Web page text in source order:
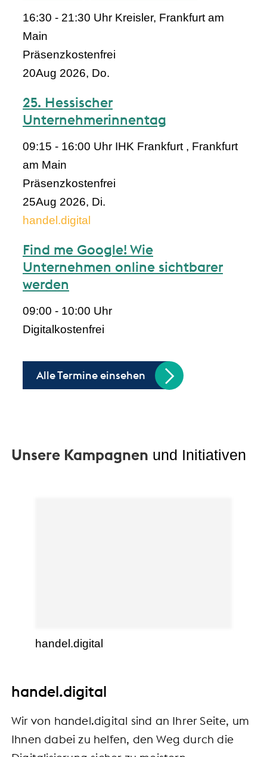
16:30 - 21:30 Uhr Kreisler, Frankfurt am
Main
Präsenzkostenfrei
20Aug 2026, Do.
25. Hessischer
Unternehmerinnentag
09:15 - 16:00 Uhr IHK Frankfurt , Frankfurt
am Main
Präsenzkostenfrei
25Aug 2026, Di.
handel.digital
Find me Google! Wie
Unternehmen online sichtbarer
werden
09:00 - 10:00 Uhr
Digital kostenfrei
Alle Termine einsehen
Unsere Kampagnen und Initiativen
handel.digital
handel.digital
Wir von handel.digital sind an Ihrer Seite, um
Ihnen dabei zu helfen, den Weg durch die